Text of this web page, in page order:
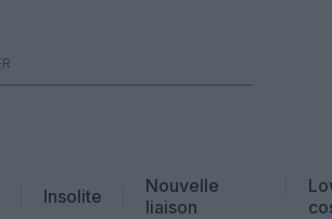
Insolite
Nouvelle
liaison